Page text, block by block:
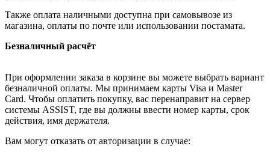
Также оплата наличными доступна при самовывозе из
магазина, оплаты по почте или использовании постамата.
Безналичный расчёт
При оформлении заказа в корзине вы можете выбрать вариант
безналичной оплаты. Мы принимаем карты Visa и Master
Card. Чтобы оплатить покупку, вас перенаправит на сервер
системы ASSIST, где вы должны ввести номер карты, срок
действия, имя держателя.
Вам могут отказать от авторизации в случае: